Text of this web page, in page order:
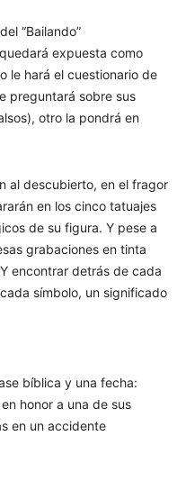
“Bailando”
expuesta como
le hará el cuestionario de
preguntará sobre sus
otro la pondrá en
al descubierto, en el fragor
en los cinco tatuajes
de su figura. Y pese a
grabaciones en tinta
encontrar detrás de cada
símbolo, un significado
bíblica y una fecha:
honor a una de sus
en un accidente